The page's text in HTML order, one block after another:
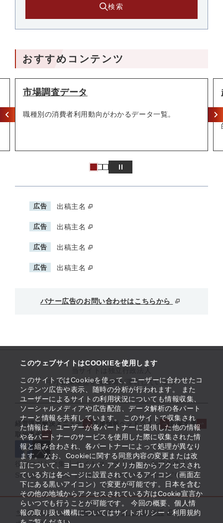
このウェブサイトはCOOKIEを使用します
このサイトではCookieを使って、ユーザーに合わせたコ
ンテンツ広告や表示、随時の分析が行われます。 また
ユーザーによるサイトの利用状況についても情報収集、
ソーシャルメディアや広告配信、データ解析の各パート
ナーと情報を共有しています。 このサイトで収集され
た情報は、ユーザーが各パートナーに提供した他の情報
や各パートナーのサービスを使用した際に収集された情
報と組み合わされ、各パートナーによって処理が異なり
ます。 なお、Cookieに関する同意内容の変更または改
訂について、ヨーロッパ・アメリカ圏からアクセスされ
ている方は各ページに設置されているアイコン（画面左
下にある黒いアイコン）で変更が可能です。日本を含む
その他の地域からアクセスされている方はCookie宣言か
らいつでも行うことが可能です。 今回の概要、個人情
報の取り扱い機構についてはサイトポリシー・利用規約
検索
おすすめコンテンツ
市場調査データ
職種別の消費者利用動向がわかるデータ一覧。
広告 出稿主名
広告 出稿主名
広告 出稿主名
広告 出稿主名
バナー広告のお問い合わせはこちらから
中小企業基盤整備機構が運営しています
経営課題解決メニュー 支援情報ヘッドライン
起業支援
取組事例
役立つリンク集 サイトマップ
サイト利用条件
SNS公式アカウント一覧
ウェブアクセシビリティ
サイトポリシー・利用規約
個人情報保護